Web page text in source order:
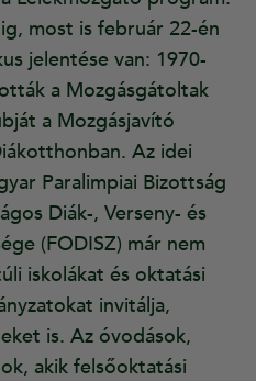
most is február 22-én
jelentése van: 1970-
a Mozgásgátoltak
a Mozgásjavító
Az idei
Paralimpiai Bizottság
Diák-, Verseny- és
(FODISZ) már nem
iskolákat és oktatási
invitálja,
is. Az óvodások,
akik felsőoktatási